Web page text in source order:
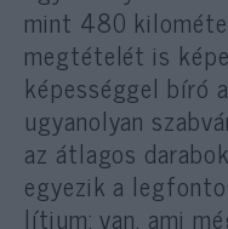
mint 480
megtételét is
képességgel bíró
ugyanolyan
az átlagos
egyezik a
lítium; van, ami